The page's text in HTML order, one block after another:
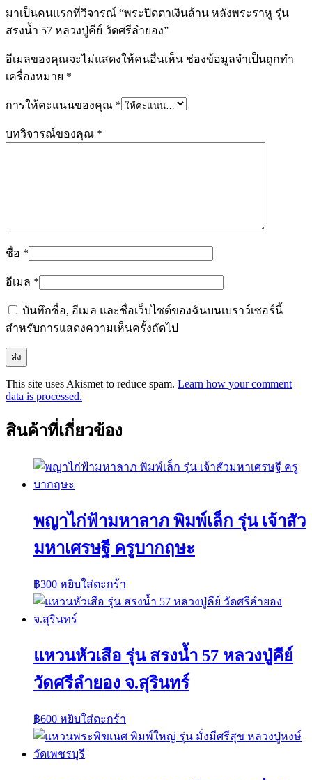
ลำยอง
ชิ้น
มาเป็นคนแรกที่วิจารณ์ “พระปิดตาเงินล้าน หลังพระราหู รุ่น
สรงน้ำ 57 หลวงปู่คีย์ วัดศรีลำยอง”
อีเมลของคุณจะไม่แสดงให้คนอื่นเห็น ช่องข้อมูลจำเป็นถูกทำ
เครื่องหมาย *
การให้คะแนนของคุณ *
บทวิจารณ์ของคุณ *
ชื่อ *
อีเมล *
บันทึกชื่อ, อีเมล และชื่อเว็บไซต์ของฉันบนเบราว์เซอร์นี้
สำหรับการแสดงความเห็นครั้งถัดไป
This site uses Akismet to reduce spam. Learn how your comment
data is processed.
สินค้าที่เกี่ยวข้อง
พญาไก่ฟ้ามหาลาภ พิมพ์เล็ก รุ่น เจ้าสัว
มหาเศรษฐี ครูบากฤษะ
฿300 หยิบใส่ตะกร้า
แหวนหัวเสือ รุ่น สรงน้ำ 57 หลวงปู่คีย์
วัดศรีลำยอง จ.สุรินทร์
฿600 หยิบใส่ตะกร้า